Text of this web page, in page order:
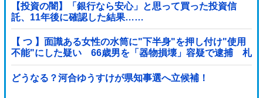
【投資の闇】「銀行なら安心」と思って買った投資信
託、11年後に確認した結果……
【 つ 】面識ある女性の水筒に"下半身"を押し付け"使用
不能"にした疑い 66歳男を「器物損壊」容疑で逮捕 札
幌市
どうなる？河合ゆうすけが県知事選へ立候補！